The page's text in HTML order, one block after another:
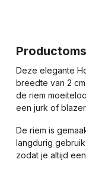
Deze elegante
breedte van 2
de riem
een jurk of blazer.
De riem is
langdurig
zodat je altijd